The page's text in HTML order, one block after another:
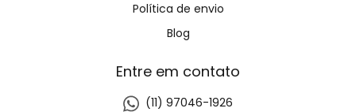
Política de envio
Blog
Entre em contato
(11) 97046-1926